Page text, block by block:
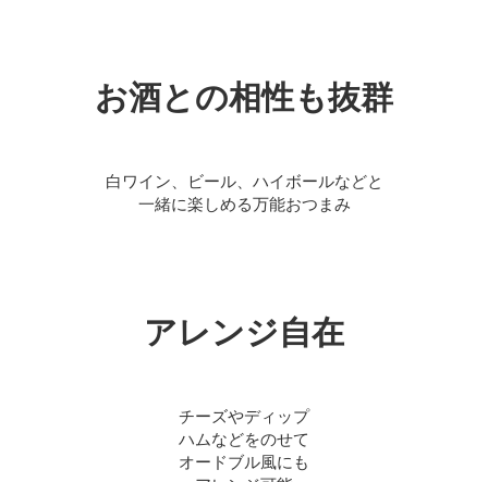
お酒との相性も抜群
白ワイン、ビール、ハイボールなどと
一緒に楽しめる万能おつまみ
アレンジ自在
チーズやディップ
ハムなどをのせて
オードブル風にも